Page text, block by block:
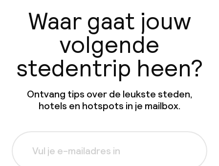
Waar gaat jouw
volgende
stedentrip heen?
Ontvang tips over de leukste steden,
hotels en hotspots in je mailbox.